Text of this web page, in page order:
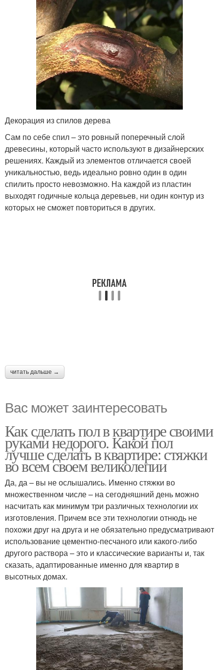
Декорация из спилов дерева
Сам по себе спил – это ровный поперечный слой
древесины, который часто используют в дизайнерских
решениях. Каждый из элементов отличается своей
уникальностью, ведь идеально ровно один в один
спилить просто невозможно. На каждой из пластин
выходят годичные кольца деревьев, ни один контур из
которых не сможет повториться в других.
читать дальше →
Вас может заинтересовать
Как сделать пол в квартире своими
руками недорого. Какой пол
лучше сделать в квартире: стяжки
во всем своем великолепии
Да, да – вы не ослышались. Именно стяжки во
множественном числе – на сегодняшний день можно
насчитать как минимум три различных технологии их
изготовления. Причем все эти технологии отнюдь не
похожи друг на друга и не обязательно предусматривают
использование цементно-песчаного или какого-либо
другого раствора – это и классические варианты и, так
сказать, адаптированные именно для квартир в
высотных домах.